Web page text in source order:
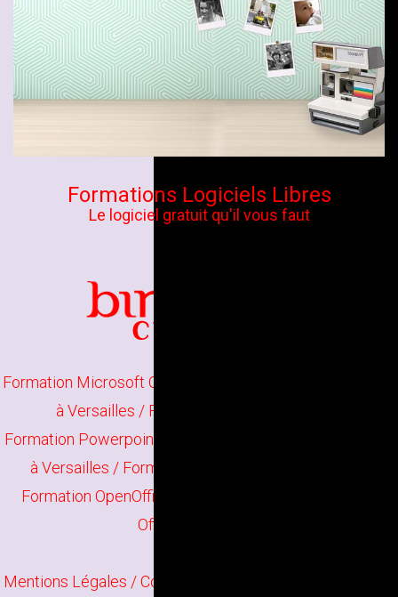
Formations Logiciels Libres
Le logiciel gratuit qu'il vous faut
Formation Microsoft Office à Versailles
à Versailles / Formation Excel à Versailles
Formation Powerpoint à Versailles
à Versailles / Formation Google Apps à Versailles
Formation OpenOffice à Versailles
Office à Versailles
Mentions Légales / Copyright